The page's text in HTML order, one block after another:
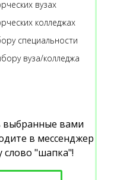
вузах
колледжах
специальности
вуза/колледжа
выбранные вами
в мессенджер
слово "шапка"!